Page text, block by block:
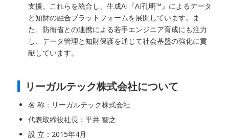
支援。これらを統合し、生成AI『AI孔明™』によるデータ
と知財の融合プラットフォームを展開しています。ま
た、防衛省との連携による若手エンジニア育成にも注力
し、データ管理と知財保護を通じて社会基盤の強化に貢
献しています。
リーガルテック株式会社について
名 称：リーガルテック株式会社
代表取締役社長：平井 智之
設 立：2015年4月